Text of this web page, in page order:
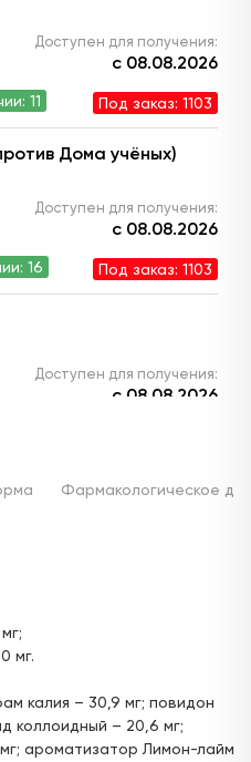
Доступен для получения:
с 08.08.2026
11 Под заказ: 1103
Дома учёных)
Доступен для получения:
с 08.08.2026
16 Под заказ: 1103
Доступен для получения:
с 08.08.2026
Доступен для получения:
с 08.08.2026
Фармакологическое
мг.
калия – 30,9 мг; повидон
коллоидный – 20,6 мг;
ароматизатор Лимон-лайм